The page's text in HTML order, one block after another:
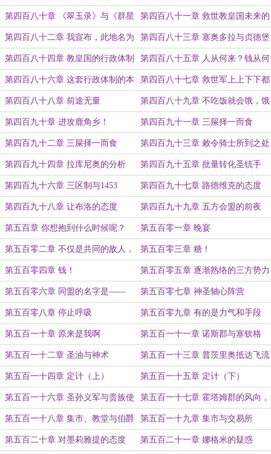
第四百八十章 《翠玉录》与《群星
录》
第四百八十一章 救世教皇国未来的
工业中心
第四百八十二章 我宣布，此地名为
圣械廷
第四百八十三章 塞奥多拉与贞德堡
医院
第四百八十四章 教皇国的行政体制 第四百八十五章 人从何来？钱从何
来？
第四百八十六章 这套行政体制的本
质
第四百八十七章 救世军上上下下都
知道，只有帕斯里克以为我们不知道
第四百八十八章 前途无量 第四百八十九章 不吃饭就会饿，饿
多了就会死
第四百九十章 进攻鹿角乡！ 第四百九十一章 三屎择一而食
（上）
第四百九十二章 三屎择一而食
（下）
第四百九十三章 敕令骑士所到之处
第四百九十四章 拉库尼奥的分析 第四百九十五章 批量转化圣铳手
第四百九十六章 三区制与1453 第四百九十七章 路德维克的态度
第四百九十八章 让布洛的态度 第四百九十九章 五方会盟的前夜
第五百章 你想抱到什么时候呢？ 第五百零一章 晚宴
第五百零二章 不仅是共同的敌人，
更有共同的利益
第五百零三章 糖！
第五百零四章 钱！ 第五百零五章 逐渐熟络的三方势力
第五百零六章 同盟的名字是—— 第五百零七章 神圣轴心阵营
第五百零八章 停止呼吸 第五百零九章 有的是力气和手段
第五百一十章 原来是我啊 第五百一十一章 诺斯郡与塞钦格
第五百一十二章 圣油与神术 第五百一十三章 普茨里奥抵达飞流
堡
第五百一十四章 定计（上） 第五百一十五章 定计（下）
第五百一十六章 圣孙义军与贵族使
者
第五百一十七章 霍塔姆郡的风向，
改变了
第五百一十八章 集市、教堂与伯爵 第五百一十九章 集市与交易所
第五百二十章 对墨莉雅提的态度 第五百二十一章 娜格米的疑惑